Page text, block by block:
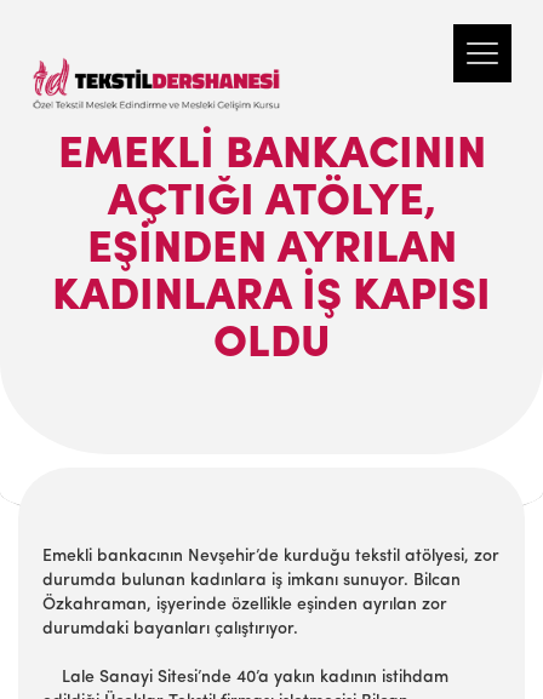
EMEKLİ BANKACININ
AÇTIĞI ATÖLYE,
EŞİNDEN AYRILAN
KADINLARA İŞ KAPISI
OLDU
Emekli bankacının Nevşehir’de kurduğu tekstil atölyesi, zor
durumda bulunan kadınlara iş imkanı sunuyor. Bilcan
Özkahraman, işyerinde özellikle eşinden ayrılan zor
durumdaki bayanları çalıştırıyor.
Lale Sanayi Sitesi’nde 40’a yakın kadının istihdam